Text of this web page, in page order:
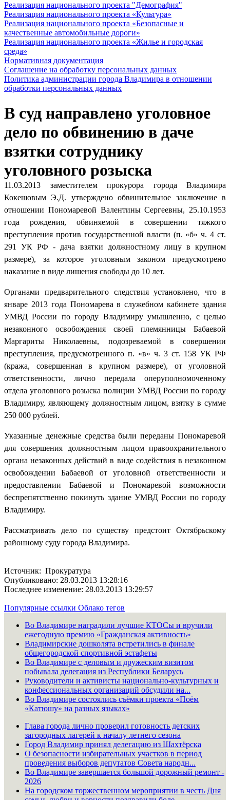
Реализация национального проекта "Демография"
Реализация национального проекта «Культура»
Реализация национального проекта «Безопасные и
качественные автомобильные дороги»
Реализация национального проекта «Жилье и городская
среда»
Нормативная документация
Соглашение на обработку персональных данных
Политика администрации города Владимира в отношении
обработки персональных данных
В суд направлено уголовное
дело по обвинению в даче
взятки сотруднику
уголовного розыска
11.03.2013 заместителем прокурора города Владимира
Кокешовым Э.Д. утверждено обвинительное заключение в
отношении Пономаревой Валентины Сергеевны, 25.10.1953
года рождения, обвиняемой в совершении тяжкого
преступления против государственной власти (п. «б» ч. 4 ст.
291 УК РФ - дача взятки должностному лицу в крупном
размере), за которое уголовным законом предусмотрено
наказание в виде лишения свободы до 10 лет.
Органами предварительного следствия установлено, что в
январе 2013 года Пономарева в служебном кабинете здания
УМВД России по городу Владимиру умышленно, с целью
незаконного освобождения своей племянницы Бабаевой
Маргариты Николаевны, подозреваемой в совершении
преступления, предусмотренного п. «в» ч. 3 ст. 158 УК РФ
(кража, совершенная в крупном размере), от уголовной
ответственности, лично передала оперуполномоченному
отдела уголовного розыска полиции УМВД России по городу
Владимиру, являющему должностным лицом, взятку в сумме
250 000 рублей.
Указанные денежные средства были переданы Пономаревой
для совершения должностным лицом правоохранительного
органа незаконных действий в виде содействия в незаконном
освобождении Бабаевой от уголовной ответственности и
предоставлении Бабаевой и Пономаревой возможности
беспрепятственно покинуть здание УМВД России по городу
Владимиру.
Рассматривать дело по существу предстоит Октябрьскому
районному суду города Владимира.
Источник: Прокуратура
Опубликовано: 28.03.2013 13:28:16
Последнее изменение: 28.03.2013 13:29:57
Популярные ссылки Облако тегов
Во Владимире наградили лучшие КТОСы и вручили
ежегодную премию «Гражданская активность»
Владимирские дошколята встретились в финале
общегородской спортивной эстафеты
Во Владимире с деловым и дружеским визитом
побывала делегация из Республики Беларусь
Руководители и активисты национально-культурных и
конфессиональных организаций обсудили на...
Во Владимире состоялись съёмки проекта «Поём
«Катюшу» на разных языках»
Глава города лично проверил готовность детских
загородных лагерей к началу летнего сезона
Город Владимир принял делегацию из Шахтёрска
О безопасности избирательных участков в период
проведения выборов депутатов Совета народн...
Во Владимире завершается большой дорожный ремонт -
2026
На городском торжественном мероприятии в честь Дня